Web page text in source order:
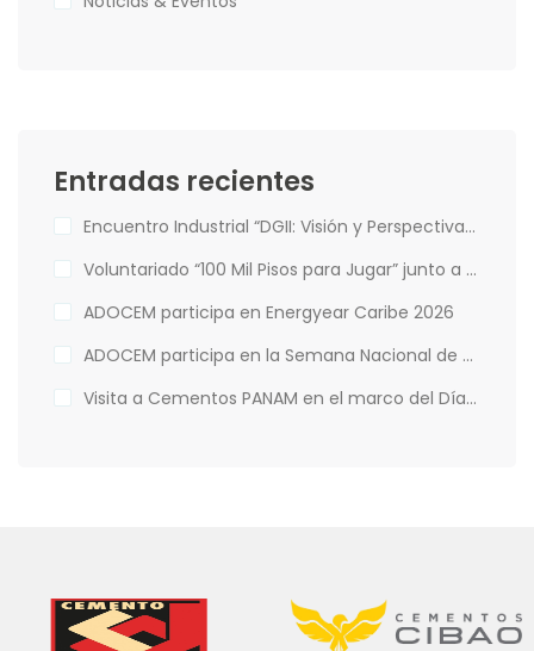
Entradas recientes
Encuentro Industrial “DGII: Visión y Perspectivas de la Administración Tributaria”
Voluntariado “100 Mil Pisos para Jugar” junto a Hábitat para la Humanidad
ADOCEM participa en Energyear Caribe 2026
ADOCEM participa en la Semana Nacional de Financiamiento Climático
Visita a Cementos PANAM en el marco del Día Mundial del Medio Ambiente